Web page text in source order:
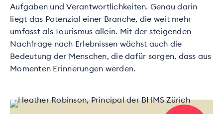
Aufgaben und Verantwortlichkeiten. Genau darin
liegt das Potenzial einer Branche, die weit mehr
umfasst als Tourismus allein. Mit der steigenden
Nachfrage nach Erlebnissen wächst auch die
Bedeutung der Menschen, die dafür sorgen, dass aus
Momenten Erinnerungen werden.